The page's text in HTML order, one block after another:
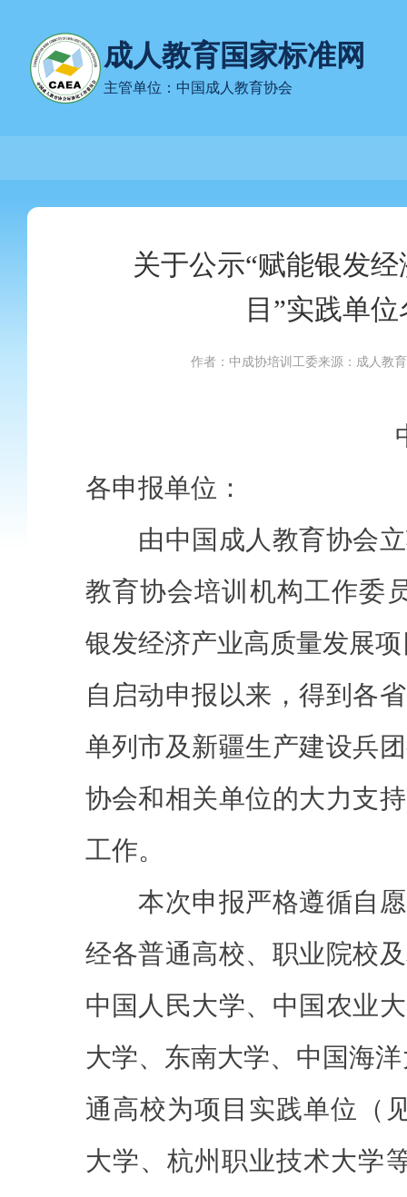
成人教育国家标准网
主管单位：中国成人教育协会
关于公示“赋能银发
目”实践单
作者：中成协培训工委来源：成人教
各申报单位：
由中国成人教育协会立
教育协会培训机构工作委
银发经济产业高质量发展
自启动申报以来，得到各
单列市及新疆生产建设兵
协会和相关单位的大力支
工作。
本次申报严格遵循自愿
经各普通高校、职业院校
中国人民大学、中国农业
大学、东南大学、中国海
通高校为项目实践单位（
大学、杭州职业技术大学